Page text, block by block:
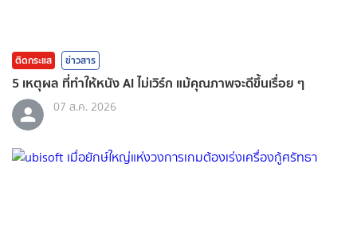
ติดกระแส ข่าวสาร
5 เหตุผล ที่ทำให้หนัง AI ไม่เวิร์ก แม้คุณภาพจะดีขึ้นเรื่อย ๆ
07 ส.ค. 2026